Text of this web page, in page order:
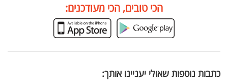
הכי טובים, הכי מעודכנים:
כתבות נוספות שאולי יעניינו אותך: